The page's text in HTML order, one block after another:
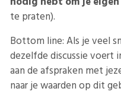
te praten).
Bottom line: Als je veel
dezelfde discussie voert
aan de afspraken met
naar je waarden op dit